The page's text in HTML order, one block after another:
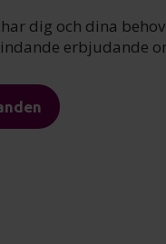
dig och dina
erbjudande